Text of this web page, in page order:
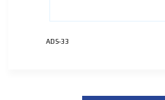
ADS-33